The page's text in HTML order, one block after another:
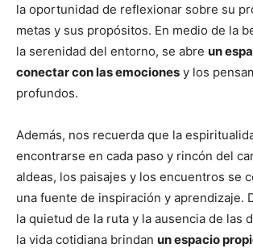
la oportunidad de reflexionar sobre su
metas y sus propósitos. En medio de la
la serenidad del entorno, se abre un
conectar con las emociones y los
profundos.
Además, nos recuerda que la
encontrarse en cada paso y rincón del
aldeas, los paisajes y los encuentros se
una fuente de inspiración y aprendizaje.
la quietud de la ruta y la ausencia de las
la vida cotidiana brindan un espacio